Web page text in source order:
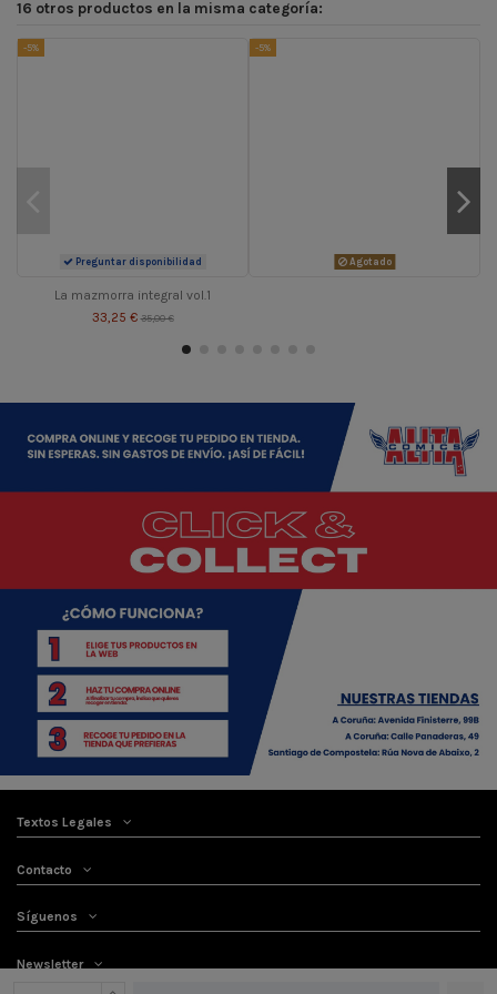
16 otros productos en la misma categoría:
-5%
Preguntar disponibilidad
La mazmorra integral vol.1
33,25 €35,00 €
-5%
Agotado
Textos Legales
Contacto
Síguenos
Newsletter